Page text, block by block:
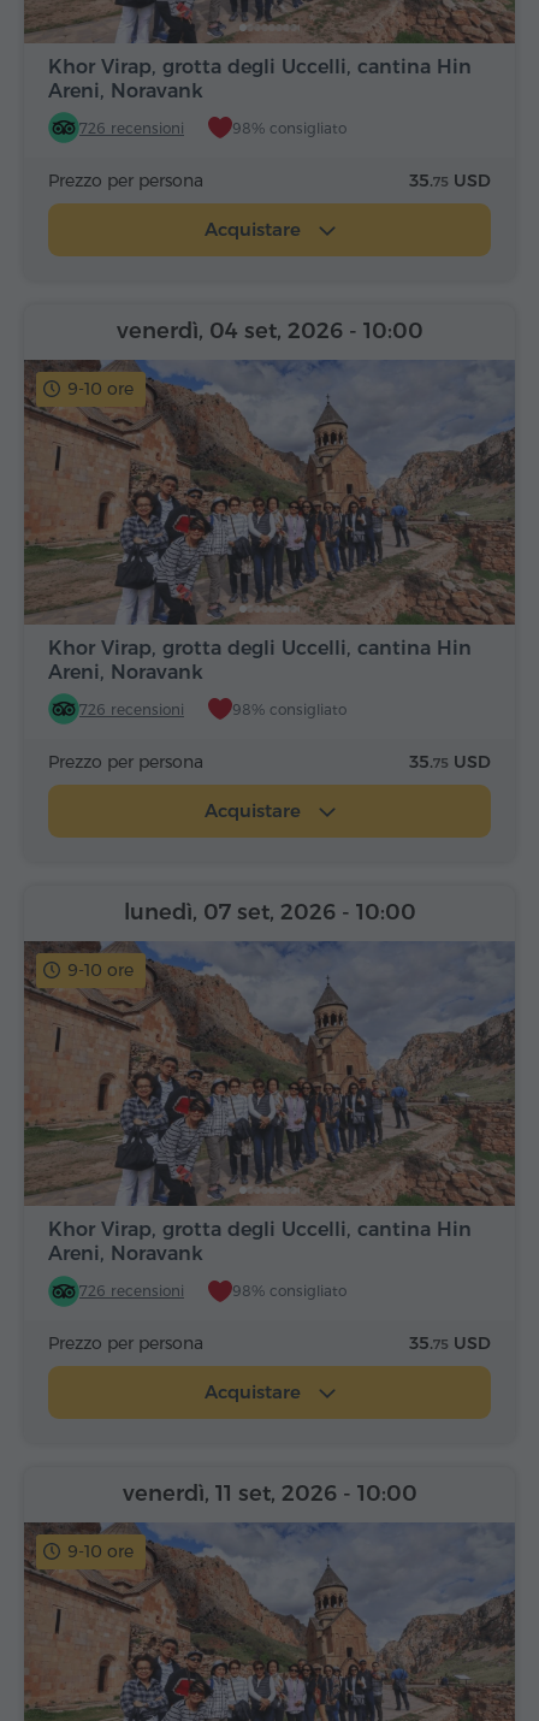
Khor Virap, grotta degli Uccelli, cantina Hin
Areni, Noravank
726 recensioni 98% consigliato
Prezzo per persona 35.75 USD
Acquistare
9-10 ore
Khor Virap, grotta degli Uccelli, cantina Hin
Areni, Noravank
726 recensioni 98% consigliato
venerdì, 04 set, 2026 - 10:00
Prezzo per persona 35.75 USD
Acquistare
9-10 ore
Khor Virap, grotta degli Uccelli, cantina Hin
Areni, Noravank
726 recensioni 98% consigliato
lunedì, 07 set, 2026 - 10:00
Prezzo per persona 35.75 USD
Acquistare
9-10 ore
venerdì, 11 set, 2026 - 10:00